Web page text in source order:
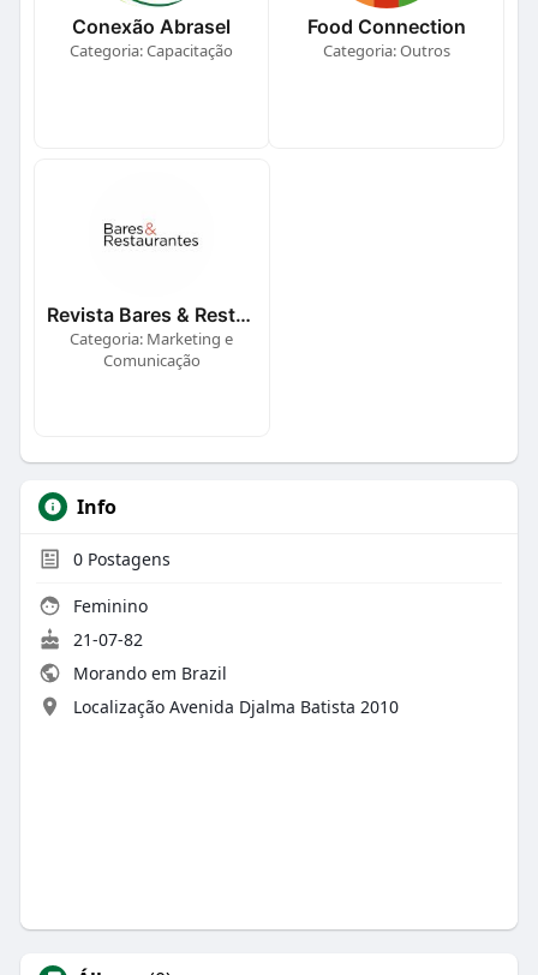
Conexão Abrasel
Categoria: Capacitação
Food Connection
Categoria: Outros
Revista Bares & Restaurantes
Categoria: Marketing e
Comunicação
Info
0Postagens
Feminino
21-07-82
Morando em Brazil
Localização Avenida Djalma Batista 2010